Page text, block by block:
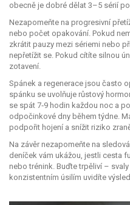
obecně je dobré dělat 3–5 sérií
Nezapomeňte na progresivní
nebo počet opakování. Pokud
zkrátit pauzy mezi sériemi nebo
nepřetížit se. Pokud cítíte silnou
zotavení.
Spánek a regenerace jsou často
spánku se uvolňuje růstový
se spát 7‑9 hodin každou noc a
odpočinkové dny během týdne.
podpořit hojení a snížit riziko
Na závěr nezapomeňte na
deníček vám ukážou, jestli cesta
nebo trénink. Buďte trpěliví –
konzistentním úsilím uvidíte